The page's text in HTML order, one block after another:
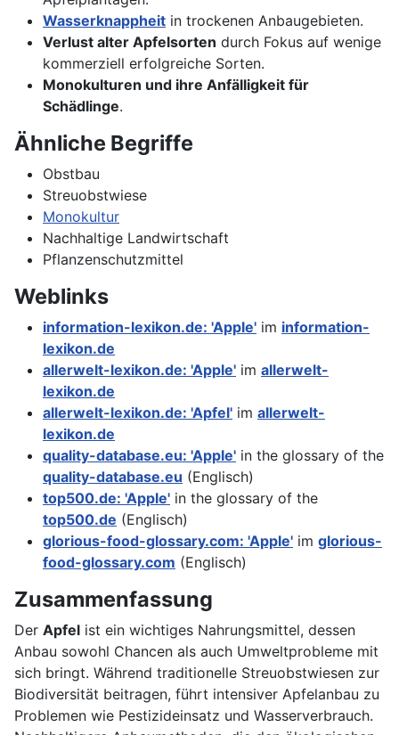
Wasserknappheit in trockenen Anbaugebieten.
Verlust alter Apfelsorten durch Fokus auf wenige
kommerziell erfolgreiche Sorten.
Monokulturen und ihre Anfälligkeit für
Schädlinge.
Ähnliche Begriffe
Obstbau
Streuobstwiese
Monokultur
Nachhaltige Landwirtschaft
Pflanzenschutzmittel
Weblinks
information-lexikon.de: 'Apple' im information-
lexikon.de
allerwelt-lexikon.de: 'Apple' im allerwelt-
lexikon.de
allerwelt-lexikon.de: 'Apfel' im allerwelt-
lexikon.de
quality-database.eu: 'Apple' in the glossary of the
quality-database.eu (Englisch)
top500.de: 'Apple' in the glossary of the
top500.de (Englisch)
glorious-food-glossary.com: 'Apple' im glorious-
food-glossary.com (Englisch)
Zusammenfassung
Der Apfel ist ein wichtiges Nahrungsmittel, dessen
Anbau sowohl Chancen als auch Umweltprobleme mit
sich bringt. Während traditionelle Streuobstwiesen zur
Biodiversität beitragen, führt intensiver Apfelanbau zu
Problemen wie Pestizideinsatz und Wasserverbrauch.